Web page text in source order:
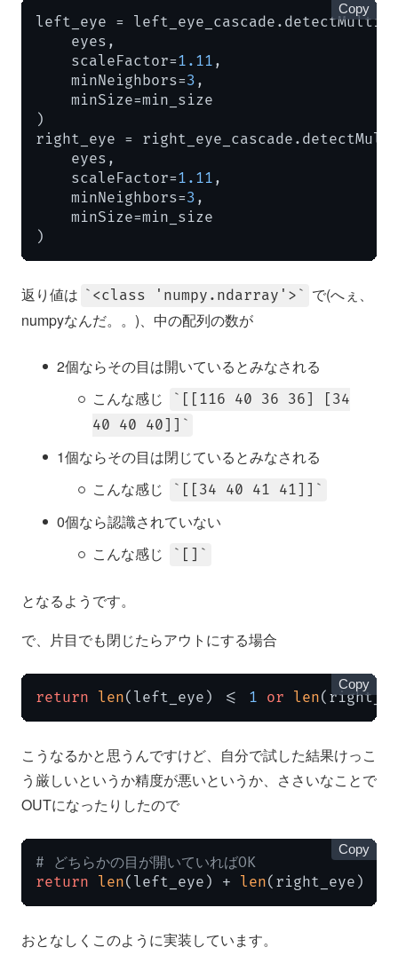
left_eye =
    eyes,
    scaleFactor=
1.11 ,
    minNeighbors=
3 ,
    minSize=min_size
)
right_eye =
    eyes,
    scaleFactor=
1.11 ,
    minNeighbors=
3 ,
    minSize=min_size
)
Copy
返り値は <class 'numpy.ndarray'>
で(へぇ、
numpyなんだ。。)、中の配列の数が
2個ならその目は開いているとみなされる
こんな感じ
[[116 40 36 36] [34
40 40 40]]
1個ならその目は閉じているとみなされる
こんな感じ
[[34 40 41 41]]
0個なら認識されていない
こんな感じ
[]
となるようです。
で、片目でも閉じたらアウトにする場合
return len(left_eye) <= 1 or len
Copy
こうなるかと思うんですけど、自分で試した結果けっこ
う厳しいというか精度が悪いというか、ささいなことで
OUTになったりしたので
# どちらかの目が開いていればOK
return len(left_eye) + len(right_eye)
Copy
おとなしくこのように実装しています。